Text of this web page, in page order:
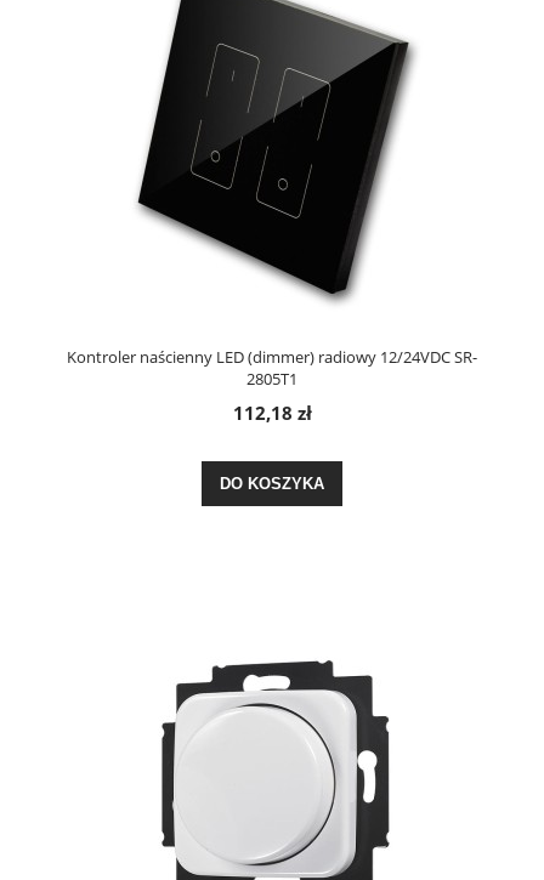
Kontroler naścienny LED (dimmer) radiowy 12/24VDC SR-
2805T1
112,18 zł
DO KOSZYKA